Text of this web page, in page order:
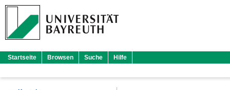
Startseite Browsen Suche Hilfe